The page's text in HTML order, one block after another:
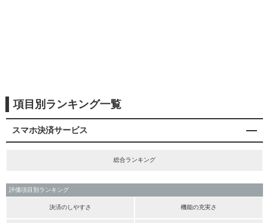
項目別ランキング一覧
スマホ決済サービス
総合ランキング
評価項目別ランキング
決済のしやすさ 機能の充実さ